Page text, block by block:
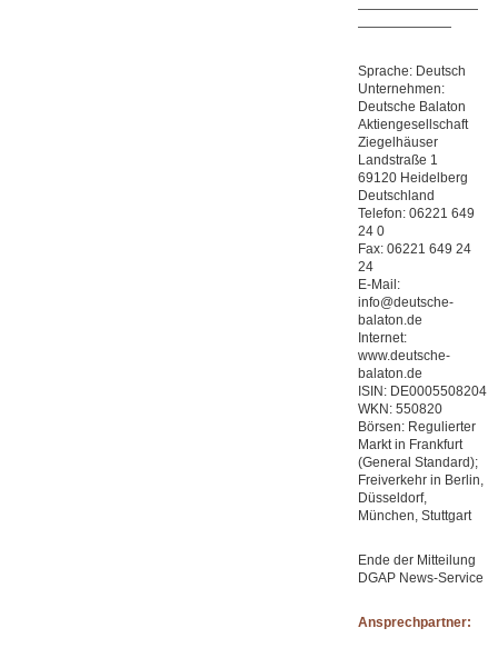
—————————
———————
Sprache: Deutsch
Unternehmen:
Deutsche Balaton
Aktiengesellschaft
Ziegelhäuser
Landstraße 1
69120 Heidelberg
Deutschland
Telefon: 06221 649
24 0
Fax: 06221 649 24
24
E-Mail:
info@deutsche-
balaton.de
Internet:
www.deutsche-
balaton.de
ISIN: DE0005508204
WKN: 550820
Börsen: Regulierter
Markt in Frankfurt
(General Standard);
Freiverkehr in Berlin,
Düsseldorf,
München, Stuttgart
Ende der Mitteilung
DGAP News-Service
Ansprechpartner: